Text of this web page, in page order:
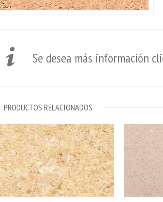
Se desea más información
PRODUCTOS RELACIONADOS